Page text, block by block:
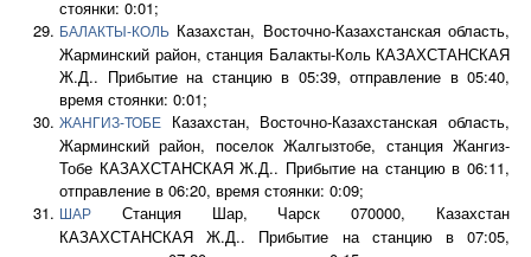
стоянки: 0:01;
БАЛАКТЫ-КОЛЬ Казахстан, Восточно-Казахстанская область,
Жарминский район, станция Балакты-Коль КАЗАХСТАНСКАЯ
Ж.Д.. Прибытие на станцию в 05:39, отправление в 05:40,
время стоянки: 0:01;
ЖАНГИЗ-ТОБЕ
Казахстан, Восточно-Казахстанская область,
Жарминский район, поселок Жалгызтобе, станция Жангиз-
Тобе КАЗАХСТАНСКАЯ Ж.Д.. Прибытие на станцию в 06:11,
отправление в 06:20, время стоянки: 0:09;
ШАР
Станция Шар, Чарск 070000, Казахстан
КАЗАХСТАНСКАЯ Ж.Д.. Прибытие на станцию в 07:05,